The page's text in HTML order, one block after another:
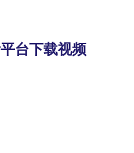
台下载视频